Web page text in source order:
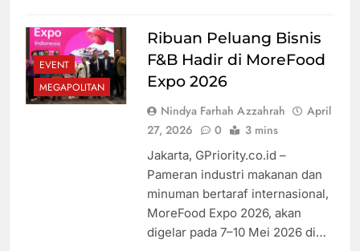
EVENT
MEGAPOLITAN
Ribuan Peluang Bisnis
F&B Hadir di MoreFood
Expo 2026
Nindya Farhah Azzahrah
April
27, 2026
0 3 mins
Jakarta, GPriority.co.id –
Pameran industri makanan dan
minuman bertaraf internasional,
MoreFood Expo 2026, akan
digelar pada 7–10 Mei 2026 di…